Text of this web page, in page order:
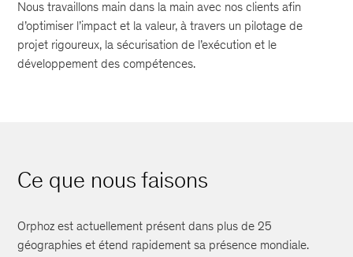
Nous travaillons main dans la main avec nos clients afin
d’optimiser l’impact et la valeur, à travers un pilotage de
projet rigoureux, la sécurisation de l’exécution et le
développement des compétences.
Ce que nous faisons
Orphoz est actuellement présent dans plus de 25
géographies et étend rapidement sa présence mondiale.